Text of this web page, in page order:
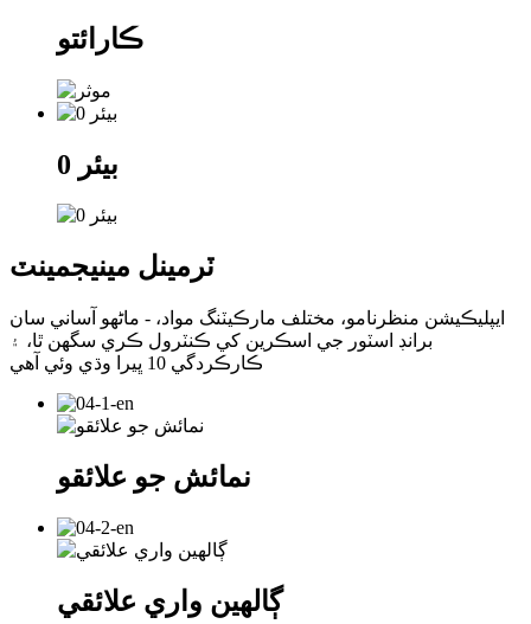
ڪارائتو
0 بيئر
ٽرمينل مينيجمينٽ
ايپليڪيشن منظرنامو، مختلف مارڪيٽنگ مواد، - ماڻهو آساني سان
برانڊ اسٽور جي اسڪرين کي ڪنٽرول ڪري سگهن ٿا، ۽
ڪارڪردگي 10 ڀيرا وڌي وئي آهي
نمائش جو علائقو
ڳالهين واري علائقي